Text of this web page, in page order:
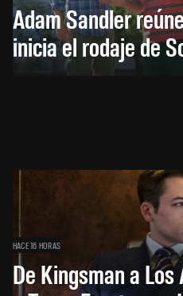
Adam Sandler
inicia el rodaje de
HACE 16 HORAS
De Kingsman a